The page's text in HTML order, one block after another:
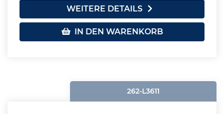
WEITERE DETAILS
IN DEN WARENKORB
262-L3611